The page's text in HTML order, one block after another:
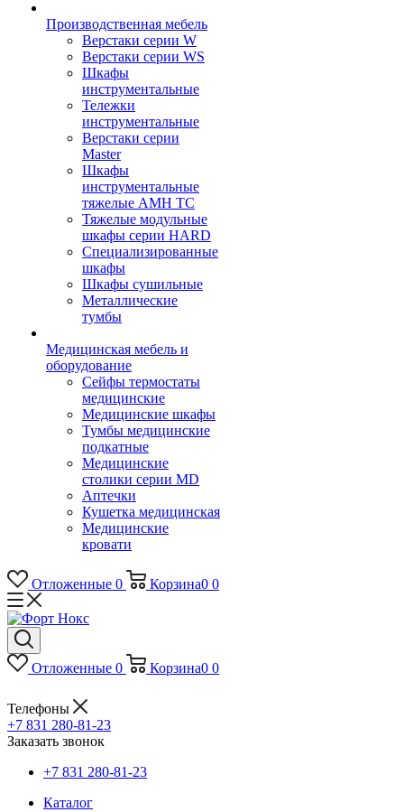
Производственная мебель
Верстаки серии W
Верстаки серии WS
Шкафы
инструментальные
Тележки
инструментальные
Верстаки серии
Master
Шкафы
инструментальные
тяжелые AMH TC
Тяжелые модульные
шкафы серии HARD
Cпециализированные
шкафы
Шкафы сушильные
Металлические
тумбы
Медицинская мебель и
оборудование
Сейфы термостаты
медицинские
Медицинские шкафы
Тумбы медицинские
подкатные
Медицинские
столики серии MD
Аптечки
Кушетка медицинская
Медицинские
кровати
Отложенные 0 Корзина0 0
Отложенные 0 Корзина0 0
Телефоны
+7 831 280-81-23
Заказать звонок
+7 831 280-81-23
Каталог